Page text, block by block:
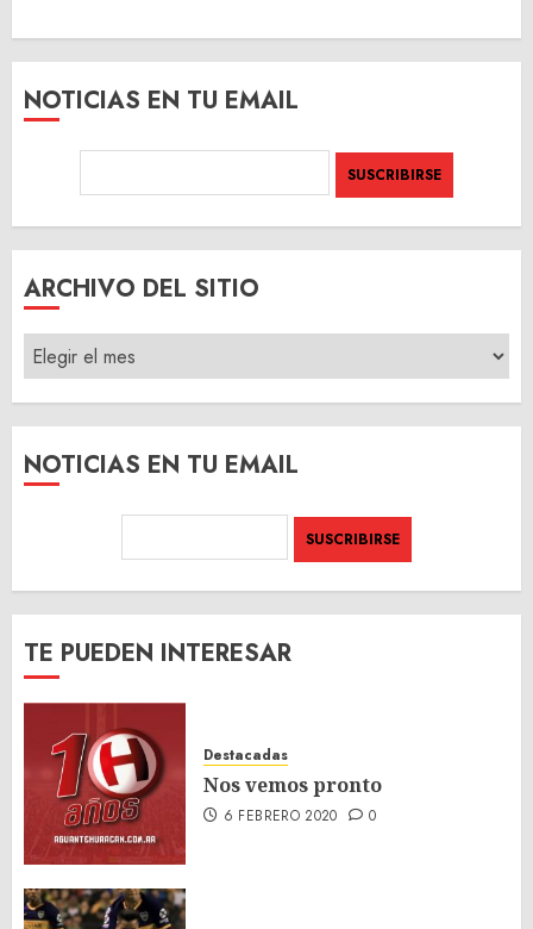
NOTICIAS EN TU EMAIL
ARCHIVO DEL SITIO
ARCHIVO
DEL
SITIO
NOTICIAS EN TU EMAIL
TE PUEDEN INTERESAR
Destacadas
Nos vemos pronto
6 FEBRERO 2020 0